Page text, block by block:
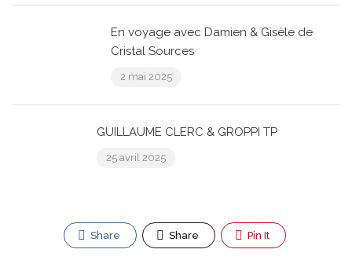
En voyage avec Damien & Gisèle de
Cristal Sources
2 mai 2025
GUILLAUME CLERC & GROPPI TP
25 avril 2025
Share Share Pin It